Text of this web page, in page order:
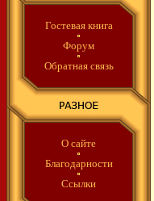
Гостевая книга
Форум
Обратная связь
О сайте
Благодарности
Ссылки